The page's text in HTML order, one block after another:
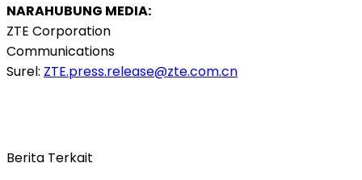
NARAHUBUNG MEDIA:
ZTE Corporation
Communications
Surel: ZTE.press.release@zte.com.cn
Berita Terkait